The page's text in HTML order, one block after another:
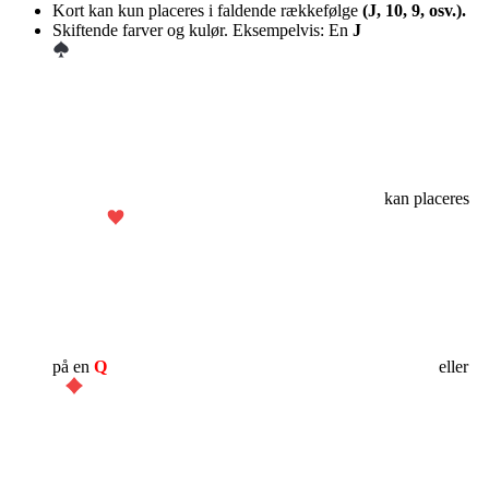
Kort kan kun placeres i faldende rækkefølge (J, 10, 9, osv.).
Skiftende farver og kulør. Eksempelvis: En J
kan placeres
på en Q eller